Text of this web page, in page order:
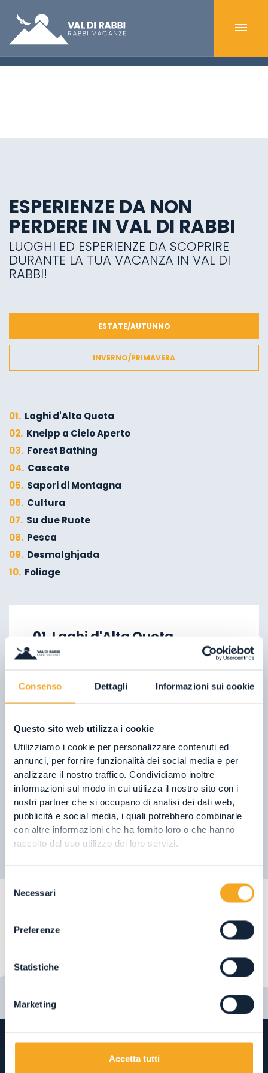
Consenso Dettagli Informazioni sui cookie
Questo sito web utilizza i cookie
Utilizziamo i cookie per personalizzare contenuti ed
annunci, per fornire funzionalità dei social media e per
analizzare il nostro traffico. Condividiamo inoltre
informazioni sul modo in cui utilizza il nostro sito con i
nostri partner che si occupano di analisi dei dati web,
pubblicità e social media, i quali potrebbero combinarle
con altre informazioni che ha fornito loro o che hanno
raccolto dal suo utilizzo dei loro servizi.
Selezione
delNecessari
Preferenze
Statistiche
Marketing
Accetta tutti
ESPERIENZE DA NON
PERDERE IN VAL DI RABBI
LUOGHI ED ESPERIENZE DA SCOPRIRE
DURANTE LA TUA VACANZA IN VAL DI
RABBI!
ESTATE/AUTUNNO
INVERNO/PRIMAVERA
01. Laghi d'Alta Quota
02. Kneipp a Cielo Aperto
03. Forest Bathing
04. Cascate
05. Sapori di Montagna
06. Cultura
07. Su due Ruote
08. Pesca
09. Desmalghjada
10. Foliage
Sci alpinismo
03.Discese in slitta
05.Mangiare in Malga
06.Cascate di Valorz
08.La ‘Via delle Malghe’
09. Parco Nazionale dello Stelvio
01. Laghi d'Alta Quota
I laghi della Val di Rabbi si trovano tutti
perché sono così particolari. Il trekking
bellezza di questi suggestivi...
SCOPRI DI PIÙ